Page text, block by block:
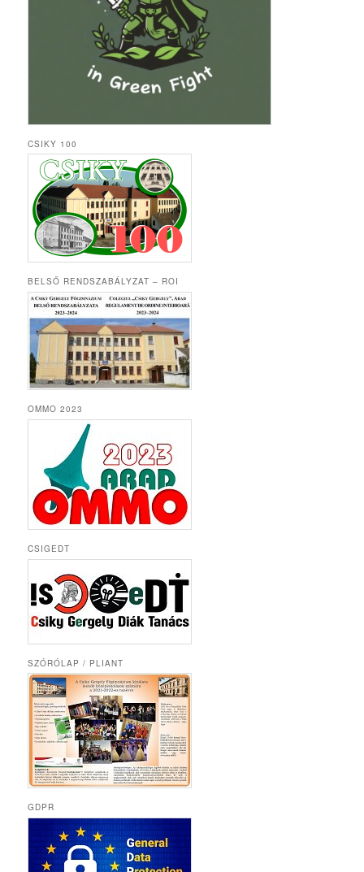
CSIKY 100
BELSŐ RENDSZABÁLYZAT – ROI
OMMO 2023
CSIGEDT
SZÓRÓLAP / PLIANT
GDPR